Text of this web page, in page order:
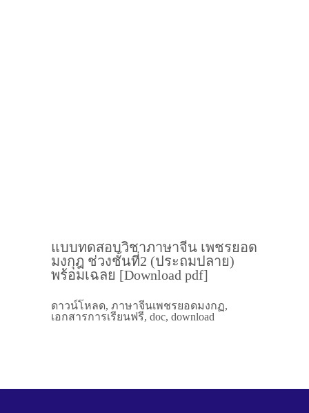
แบบทดสอบวิชาภาษาจีน เพชรยอด
มงกุฎ ช่วงชั้นที่2 (ประถมปลาย)
พร้อมเฉลย [Download pdf]
ดาวน์โหลด, ภาษาจีนเพชรยอดมงกฏ,
เอกสารการเรียนฟรี, doc, download